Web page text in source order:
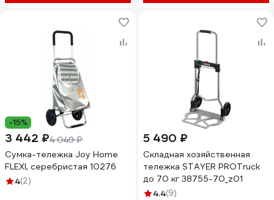
-15%
3 442 ₽4 049 ₽
Сумка-тележка Joy Home
FLEXI, серебристая 10276
4(2)
5 490 ₽
Складная хозяйственная
тележка STAYER PROTruck
до 70 кг 38755-70_z01
4.4(9)